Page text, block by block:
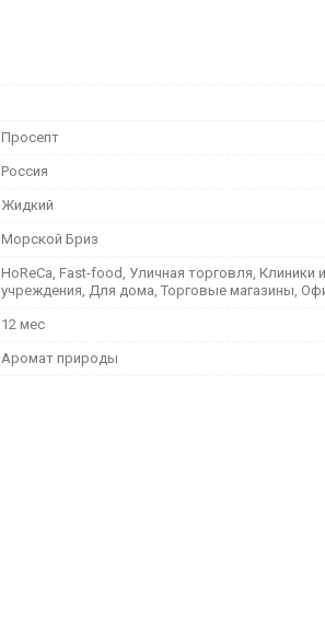
Просепт
Россия
Жидкий
Морской Бриз
HoReCa, Fast-food, Уличная торговля, Клиники
учреждения, Для дома, Торговые магазины,
12 мес
Аромат природы